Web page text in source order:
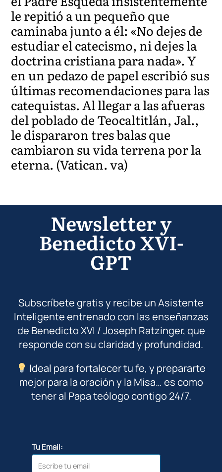
le repitió a un pequeño que
caminaba junto a él: «No dejes de
estudiar el catecismo, ni dejes la
doctrina cristiana para nada». Y
en un pedazo de papel escribió sus
últimas recomendaciones para las
catequistas. Al llegar a las afueras
del poblado de Teocaltitlán, Jal.,
le dispararon tres balas que
cambiaron su vida terrena por la
eterna. (Vatican. va)
Newsletter y
Benedicto XVI-
GPT
Subscríbete gratis y recibe un Asistente
Inteligente entrenado con las enseñanzas
de Benedicto XVI / Joseph Ratzinger, que
responde con su claridad y profundidad.
Ideal para fortalecer tu fe, y prepararte
mejor para la oración y la Misa… es como
tener al Papa teólogo contigo 24/7.
Tu Email: